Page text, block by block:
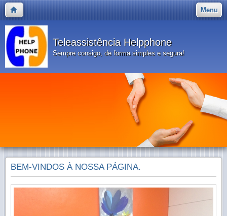
Menu
Teleassistência Helpphone
Sempre consigo, de forma simples e segura!
BEM-VINDOS À NOSSA PÁGINA.